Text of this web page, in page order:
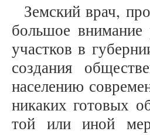
Земский врач,
большое
участков в
создания
населению
никаких готовых
той или иной